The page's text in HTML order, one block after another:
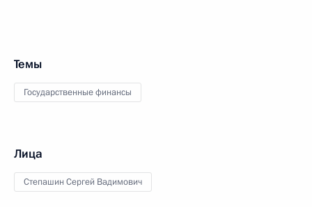
Темы
Государственные финансы
Лица
Степашин Сергей Вадимович